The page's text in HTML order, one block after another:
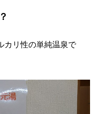
カリ性の単純温泉で